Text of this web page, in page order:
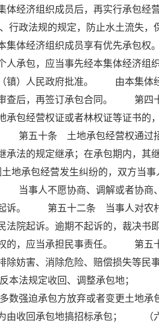
经济组织成员后，再实行承包经
政法规的规定，防止水土流失，
集体经济组织成员享有优先承包
承包，应当事先经本集体经济组
（镇）人民政府批准。 由本集体
审查后，再签订承包合同。 第
包经营权证或者林权证等证书的
第五十条 土地承包经营权通过
法的规定继承；在承包期内，其
经营发生纠纷的，双方当事
当事人不愿协商、调解或者协商
起诉。 第五十二条 当事人对农
院起诉。逾期不起诉的，裁决书
的，应当承担民事责任。 第五
排除妨害、消除危险、赔偿损失
本法规定收回、调整承包地；
强迫承包方放弃或者变更土地承
由收回承包地搞招标承包； （